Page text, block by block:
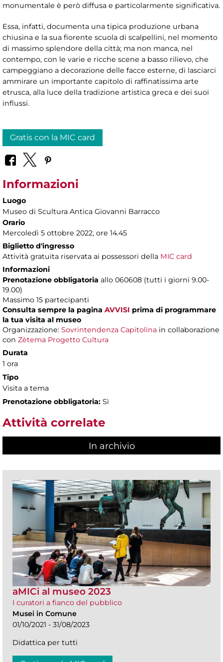
monumentale è però diffusa e particolarmente significativa.
Essa, infatti, documenta una tipica produzione urbana
chiusina e la sua fiorente scuola di scalpellini, nel momento
di massimo splendore della città; ma non manca, nel
contempo, con le varie e ricche scene a basso rilievo, che
campeggiano a decorazione delle facce esterne, di lasciarci
ammirare un importante capitolo di raffinatissima arte
etrusca, alla luce della tradizione artistica greca e dei suoi
influssi.
Gratis con la MIC card
Informazioni
Luogo
Museo di Scultura Antica Giovanni Barracco
Orario
Mercoledì 5 ottobre 2022, ore 14.45
Biglietto d'ingresso
Attività gratuita riservata ai possessori della MIC card
Informazioni
Prenotazione obbligatoria allo 060608 (tutti i giorni 9.00-
19.00)
Massimo 15 partecipanti
Consulta sempre la pagina AVVISI prima di programmare
la tua visita al museo
Organizzazione: Sovrintendenza Capitolina in collaborazione
con Zètema Progetto Cultura
Durata
1 ora
Tipo
Visita a tema
Prenotazione obbligatoria: Sì
Attività correlate
In archivio
aMICi al museo 2023
I curatori a fianco del pubblico
Musei in Comune
01/10/2021 - 31/08/2023
Didattica per tutti